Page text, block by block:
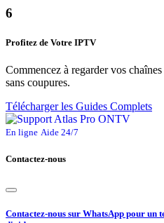
6
Profitez de Votre IPTV
Commencez à regarder vos
sans coupures.
Télécharger les Guides Complets
En ligne Aide 24/7
Contactez-nous
Contactez-nous sur WhatsApp pour un